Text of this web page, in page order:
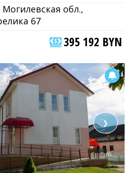
Могилевская обл.,
67
395 192 BYN
❯